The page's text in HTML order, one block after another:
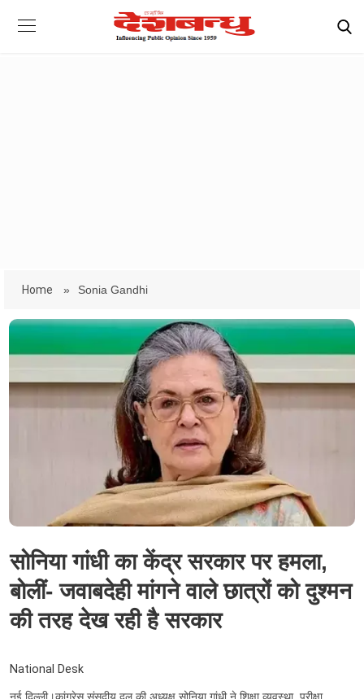
Home » Sonia Gandhi
सोनिया गांधी का केंद्र सरकार पर हमला,
बोलीं- जवाबदेही मांगने वाले छात्रों को दुश्मन
की तरह देख रही है सरकार
National Desk
नई दिल्ली।कांग्रेस संसदीय दल की अध्यक्ष सोनिया गांधी ने शिक्षा व्यवस्था, परीक्षा